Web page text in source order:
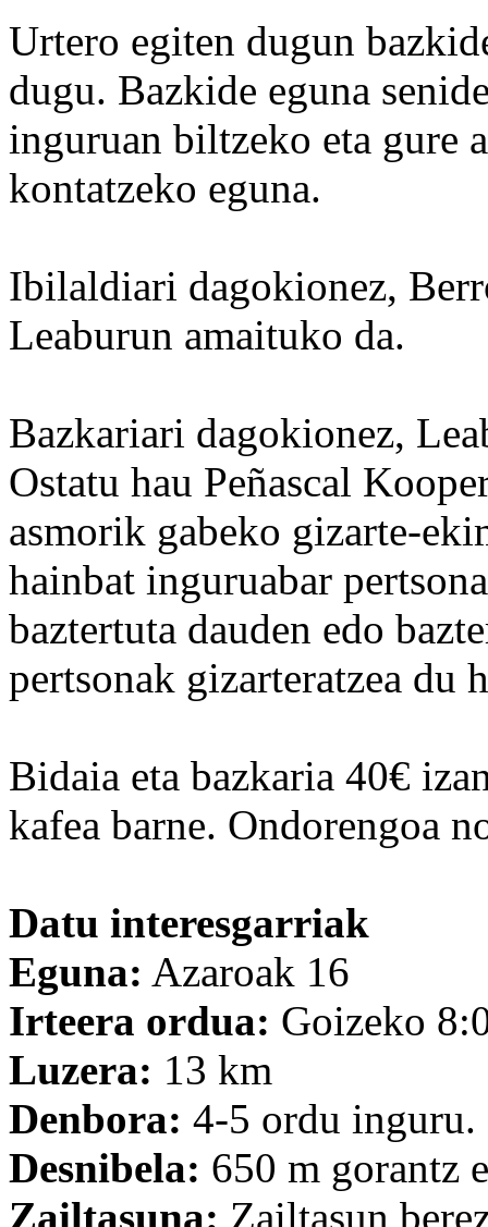
Urtero egiten dugun
dugu. Bazkide eguna
inguruan biltzeko eta gure
kontatzeko eguna.
Ibilaldiari dagokionez,
Leaburun amaituko da.
Bazkariari dagokionez,
Ostatu hau Peñascal
asmorik gabeko gizarte-
hainbat inguruabar
baztertuta dauden edo
pertsonak gizarteratzea du
Bidaia eta bazkaria 40€
kafea barne. Ondorengoa
Datu interesgarriak
Eguna: Azaroak 16
Irteera ordua: Goizeko
Luzera: 13 km
Denbora: 4-5 ordu inguru.
Desnibela: 650 m gorantz
Zailtasuna: Zailtasun